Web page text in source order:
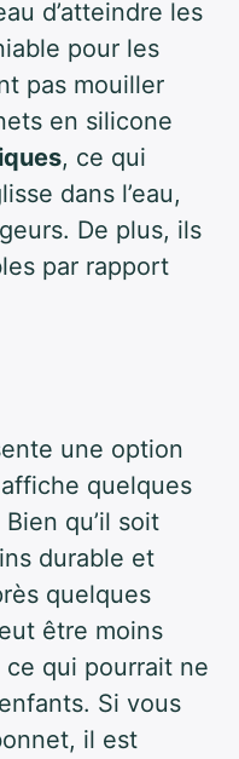
d’atteindre les
pour les
pas mouiller
en silicone
, ce qui
dans l’eau,
De plus, ils
par rapport
une option
quelques
qu’il soit
durable et
quelques
être moins
qui pourrait ne
Si vous
il est